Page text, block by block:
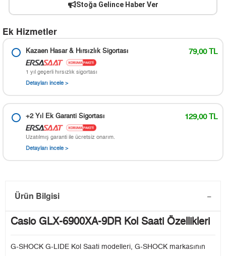
Stoğa Gelince Haber Ver
Ek Hizmetler
Kazaen Hasar & Hırsızlık Sigortası 79,00 TL
1 yıl geçerli hırsızlık sigortası
Detayları incele >
+2 Yıl Ek Garanti Sigortası 129,00 TL
Uzatılmış garanti ile ücretsiz onarım.
Detayları incele >
Ürün Bilgisi
Casio GLX-6900XA-9DR Kol Saati Özellikleri
G-SHOCK G-LIDE Kol Saati modelleri, G-SHOCK markasının